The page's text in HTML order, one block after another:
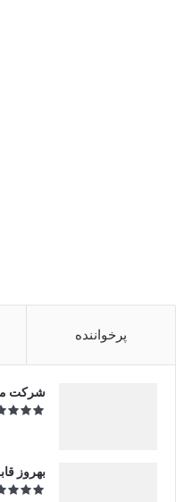
پرخواننده
شرکت
بهروز